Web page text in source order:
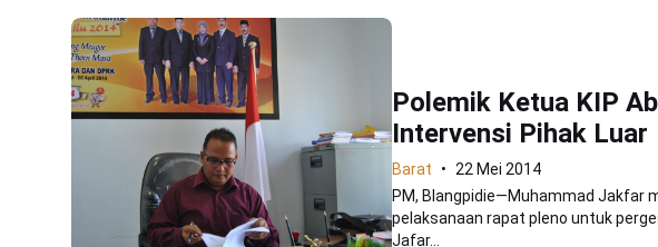
Polemik Ketua KIP
Intervensi Pihak Luar
Barat
22 Mei 2014
PM, Blangpidie—Muhammad Jakfar
pelaksanaan rapat pleno untuk
Jafar...